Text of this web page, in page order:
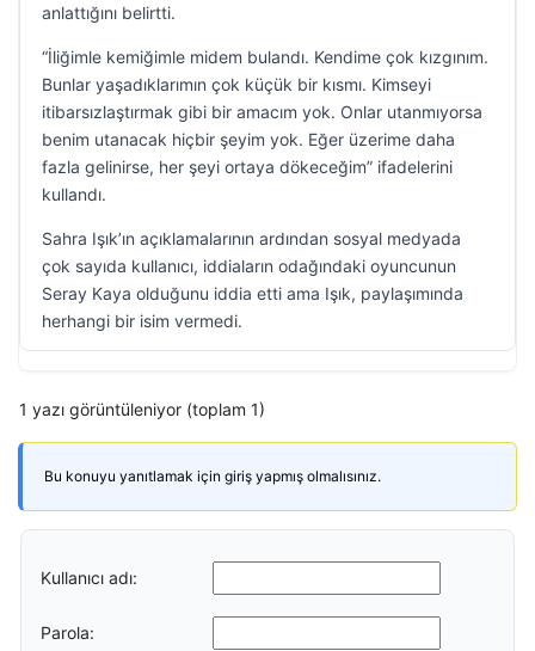
anlattığını belirtti.
“İliğimle kemiğimle midem bulandı. Kendime çok kızgınım.
Bunlar yaşadıklarımın çok küçük bir kısmı. Kimseyi
itibarsızlaştırmak gibi bir amacım yok. Onlar utanmıyorsa
benim utanacak hiçbir şeyim yok. Eğer üzerime daha
fazla gelinirse, her şeyi ortaya dökeceğim” ifadelerini
kullandı.
Sahra Işık’ın açıklamalarının ardından sosyal medyada
çok sayıda kullanıcı, iddiaların odağındaki oyuncunun
Seray Kaya olduğunu iddia etti ama Işık, paylaşımında
herhangi bir isim vermedi.
1 yazı görüntüleniyor (toplam 1)
Bu konuyu yanıtlamak için giriş yapmış olmalısınız.
Kullanıcı adı:
Parola: